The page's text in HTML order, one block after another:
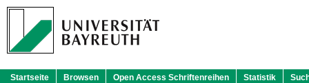
Startseite Browsen Open Access Schriftenreihen Statistik